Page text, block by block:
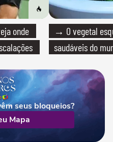
onde
→ O vegetal
saudáveis do
seus bloqueios?
Mapa